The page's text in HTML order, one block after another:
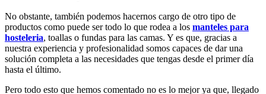
No obstante, también podemos hacernos cargo de otro tipo de
productos como puede ser todo lo que rodea a los manteles para
hosteleria, toallas o fundas para las camas. Y es que, gracias a
nuestra experiencia y profesionalidad somos capaces de dar una
solución completa a las necesidades que tengas desde el primer día
hasta el último.
Pero todo esto que hemos comentado no es lo mejor ya que, llegado